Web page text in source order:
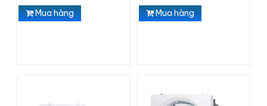
Mua hàng Mua hàng